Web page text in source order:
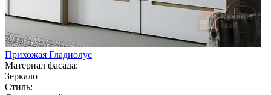
Прихожая Гладиолус
Материал фасада:
Зеркало
Стиль: